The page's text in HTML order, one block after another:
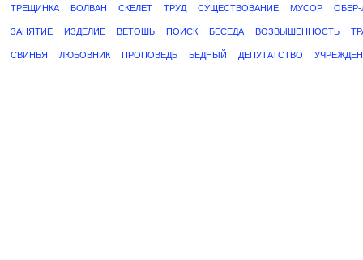
ТРЕЩИНКА БОЛВАН СКЕЛЕТ ТРУД СУЩЕСТВОВАНИЕ МУСОР
ЗАНЯТИЕ ИЗДЕЛИЕ ВЕТОШЬ ПОИСК БЕСЕДА ВОЗВЫШЕННОСТЬ
СВИНЬЯ ЛЮБОВНИК ПРОПОВЕДЬ БЕДНЫЙ ДЕПУТАТСТВО